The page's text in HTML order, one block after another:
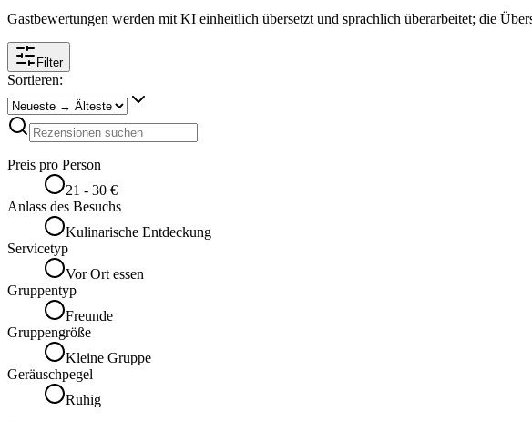
Gastbewertungen werden mit KI einheitlich übersetzt und sprachlich überarbeitet; die
Filter
Sortieren:
Preis pro Person
21 - 30 €
Anlass des Besuchs
Kulinarische Entdeckung
Servicetyp
Vor Ort essen
Gruppentyp
Freunde
Gruppengröße
Kleine Gruppe
Geräuschpegel
Ruhig